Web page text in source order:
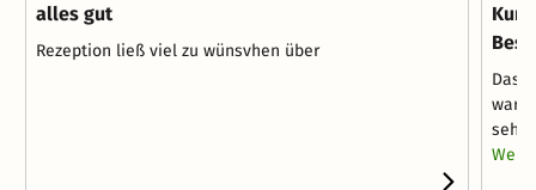
alles gut
Rezeption ließ viel zu wünsvhen über
Das
sehr